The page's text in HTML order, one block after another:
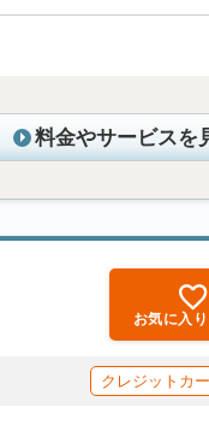
料金やサービスを
お気に入
クレジットカ